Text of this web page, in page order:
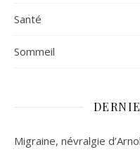
Santé
Sommeil
Migraine, névralgie